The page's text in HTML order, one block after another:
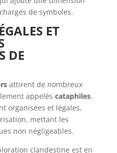
de symboles.
ET
DE
attirent de nombreux
appelés cataphiles.
organisées et légales,
mettant les
non négligeables.
clandestine est en